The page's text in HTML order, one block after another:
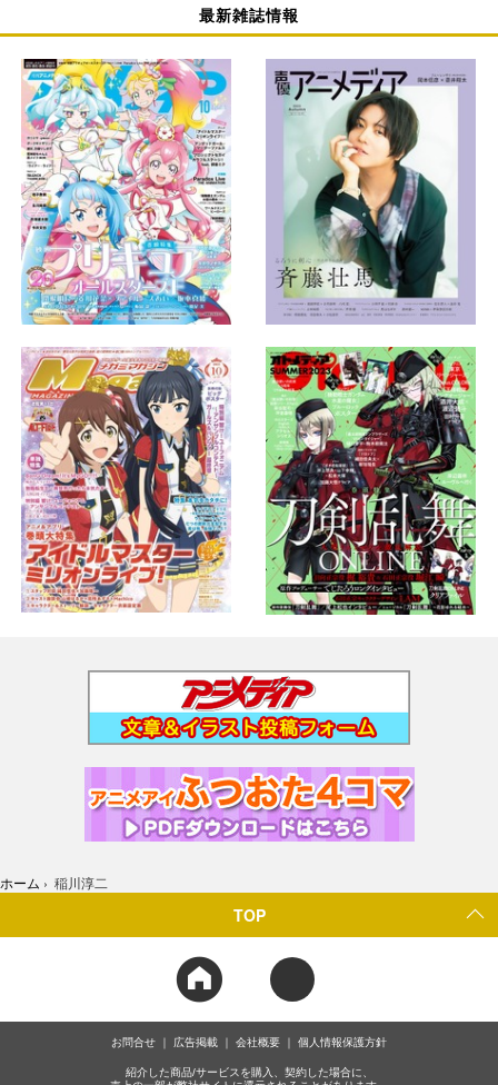
最新雑誌情報
ホーム › 稲川淳二
TOP
お問合せ 広告掲載 会社概要 個人情報保護方針
紹介した商品/サービスを購入、契約した場合に、